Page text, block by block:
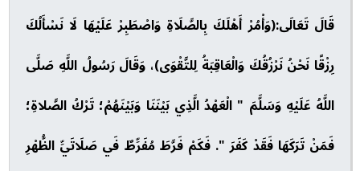
قَالَ تَعَالَى:(وَأْمُرْ أَهْلَكَ بِالصَّلَاةِ وَاصْطَبِرْ عَلَيْهَا لَا نَسْأَلُكَ
رِزْقًا نَحْنُ نَرْزُقُكَ وَالْعَاقِبَةُ لِلتَّقْوَى)، وَقَالَ رَسُولُ اللَّهِ صَلَّى
اللَّهُ عَلَيْهِ وَسَلَّمَ " الْعَهْدُ الَّذِي بَيْنَنَا وَبَيْنَهُمْ؛ تَرْكُ الصَّلاةِ؛
فَمَنْ تَرَكَهَا فَقَدْ كَفَرَ ". فَكَمْ فَرَّطَ مُفَرِّطٌ فَي صَلَاتَيِّ الظُّهْرِ